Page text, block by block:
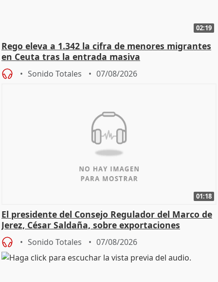
02:19
Rego eleva a 1.342 la cifra de menores migrantes
en Ceuta tras la entrada masiva
Sonido Totales 07/08/2026
01:18
El presidente del Consejo Regulador del Marco de
Jerez, César Saldaña, sobre exportaciones
Sonido Totales 07/08/2026